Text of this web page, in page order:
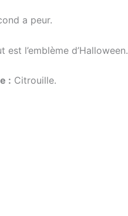
a peur.
est l’emblème d’Halloween.
: Citrouille.